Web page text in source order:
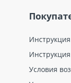
Условия